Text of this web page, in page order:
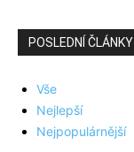
POSLEDNÍ ČLÁNKY
Vše
Nejlepší
Nejpopulárnější